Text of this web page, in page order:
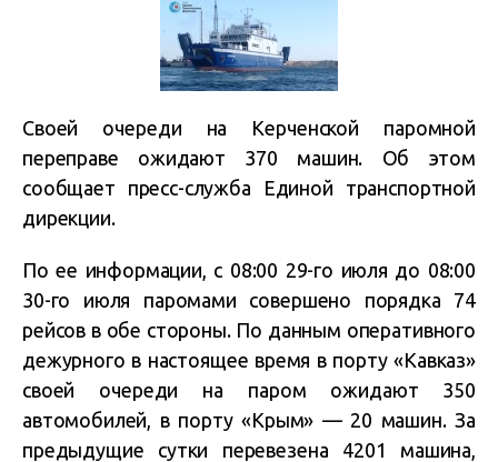
Своей очереди на Керченской паромной
переправе ожидают 370 машин. Об этом
сообщает пресс-служба Единой транспортной
дирекции.
По ее информации, с 08:00 29-го июля до 08:00
30-го июля паромами совершено порядка 74
рейсов в обе стороны. По данным оперативного
дежурного в настоящее время в порту «Кавказ»
своей очереди на паром ожидают 350
автомобилей, в порту «Крым» — 20 машин. За
предыдущие сутки перевезена 4201 машина,